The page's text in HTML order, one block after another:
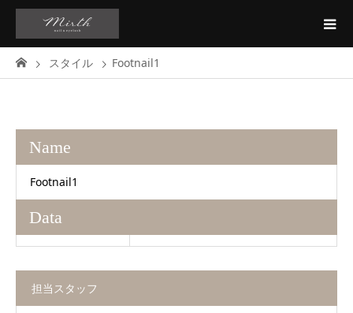
スタイル Footnail1
Name
Footnail1
Data
担当スタッフ